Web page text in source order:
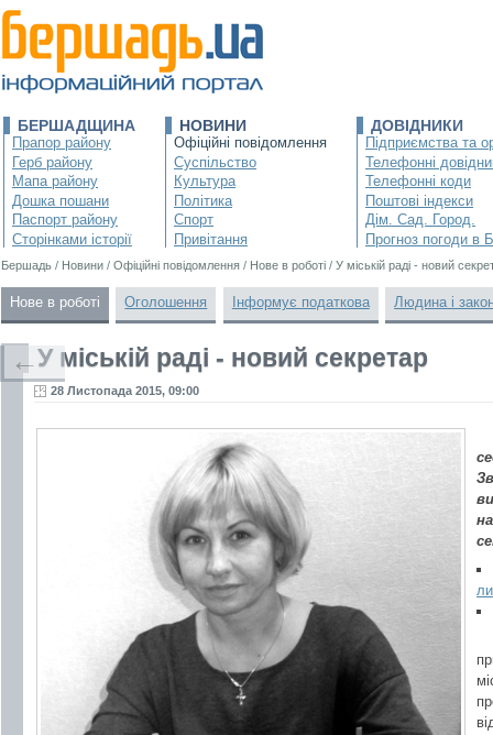
БЕРШАДЩИНА
Прапор району
Герб району
Мапа району
Дошка пошани
Паспорт району
Сторінками історії
НОВИНИ
Офіційні повідомлення
Суспільство
Культура
Політика
Спорт
Привітання
ДОВІДНИКИ
Підприємства та
Телефонні
Телефонні коди
Поштові індекси
Дім. Сад. Город.
Прогноз погоди в
Бершадь / Новини / Офіційні повідомлення / Нове в роботі / У міській раді - новий
Нове в роботі Оголошення Інформує податкова Людина і
У міській раді - новий секретар
28 Листопада 2015, 09:00
←